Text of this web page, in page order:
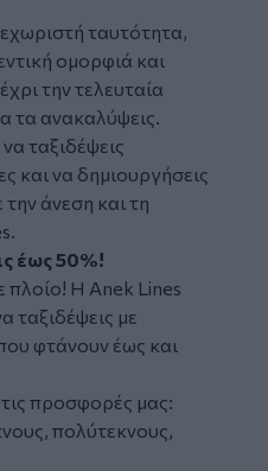
ταυτότητα,
ομορφιά και
την τελευταία
τα ανακαλύψεις.
ταξιδέψεις
και να δημιουργήσεις
την άνεση και τη
έως 50%!
πλοίο! Η Anek Lines
ταξιδέψεις με
φτάνουν έως και
προσφορές μας:
πολύτεκνους,